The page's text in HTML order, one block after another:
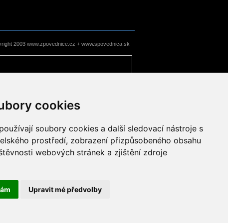
cookies
soubory cookies a další sledovací nástroje s
prostředí, zobrazení přizpůsobeného obsahu
webových stránek a zjištění zdroje
Upravit mé předvolby
2003 www.zpovednice.cz + www.spovednica.sk